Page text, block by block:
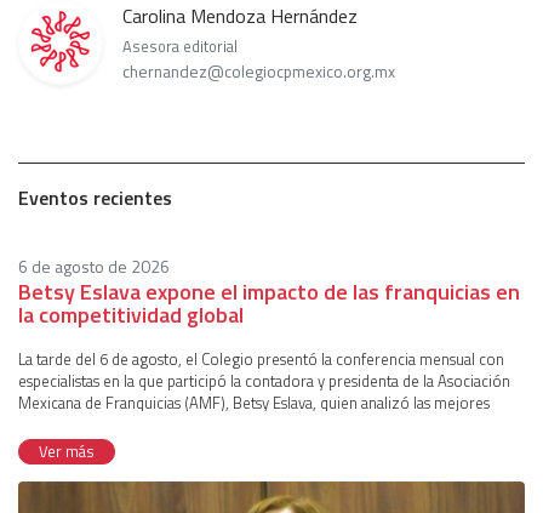
Carolina Mendoza Hernández
Asesora editorial
chernandez@colegiocpmexico.org.mx
Eventos recientes
6 de agosto de 2026
Betsy Eslava expone el impacto de las franquicias en
la competitividad global
La tarde del 6 de agosto, el Colegio presentó la conferencia mensual con
especialistas en la que participó la contadora y presidenta de la Asociación
Mexicana de Franquicias (AMF), Betsy Eslava, quien analizó las mejores
mecanismo para robustecer la economía nacional. La coordinación del
evento corrió a cargo de Manuel Tamez, vicepresidente de Comunicación e
Imagen de la institución.Durante la introducción, la ponente compartió un
Ver más